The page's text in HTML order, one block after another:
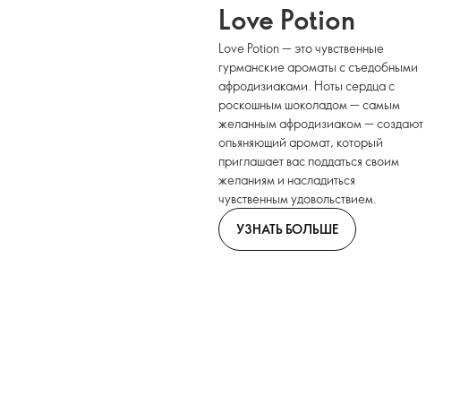
Love Potion
Love Potion — это чувственные
гурманские ароматы с съедобными
афродизиаками. Ноты сердца с
роскошным шоколадом — самым
желанным афродизиаком — создают
опьяняющий аромат, который
приглашает вас поддаться своим
желаниям и насладиться
чувственным удовольствием.
УЗНАТЬ БОЛЬШЕ